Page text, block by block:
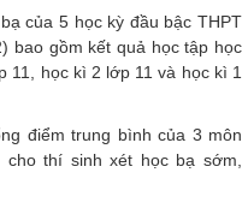
của 5 học kỳ đầu bậc THPT
bao gồm kết quả học tập học
11, học kì 2 lớp 11 và học kì 1
điểm trung bình của 3 môn
thí sinh xét học bạ sớm,